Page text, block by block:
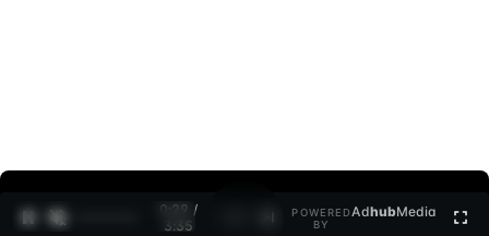
0:31 /
3:35
POWERED
BY
AdhubMedia